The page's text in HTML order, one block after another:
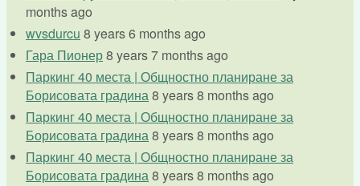
months ago
wvsdurcu 8 years 6 months ago
Гара Пионер8 years 7 months ago
Паркинг 40 места | Общностно планиране за
Борисовата градина8 years 8 months ago
Паркинг 40 места | Общностно планиране за
Борисовата градина8 years 8 months ago
Паркинг 40 места | Общностно планиране за
Борисовата градина8 years 8 months ago